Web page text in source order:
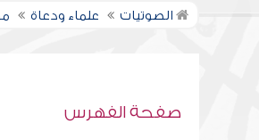
الصوتيات علماء ودعاة
صفحة الفهرس